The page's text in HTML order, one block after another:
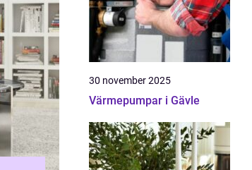
30 november 2025
Värmepumpar i Gävle